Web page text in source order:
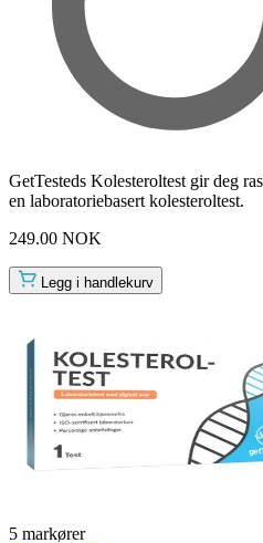
GetTesteds Kolesteroltest gir deg
en laboratoriebasert kolesteroltest.
249.00 NOK
Legg i handlekurv
5 markører